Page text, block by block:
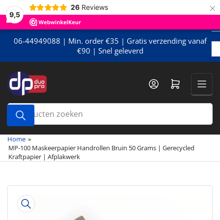
9,5
26 Reviews ×
Meteen
naar
de
content06-44949088 | Min. order €35 | Gratis verzending vanaf
€90 | Snel geleverd
Producten
zoeken
Mini-winkelwagen openen
Home »
MP-100 Maskeerpapier Handrollen Bruin 50 Grams | Gerecycled
Kraftpapier | Afplakwerk
naar